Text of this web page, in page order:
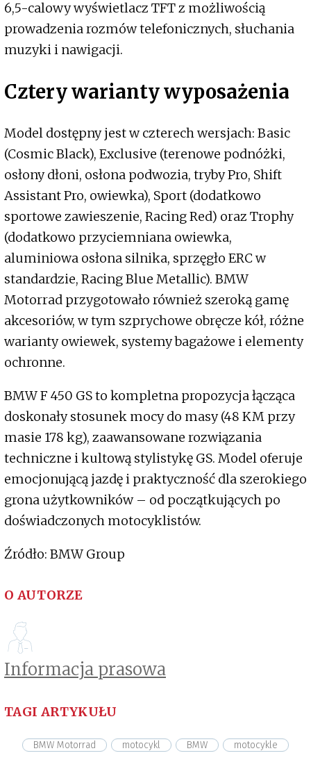
6,5-calowy wyświetlacz TFT z możliwością
prowadzenia rozmów telefonicznych, słuchania
muzyki i nawigacji.
Cztery warianty wyposażenia
Model dostępny jest w czterech wersjach: Basic
(Cosmic Black), Exclusive (terenowe podnóżki,
osłony dłoni, osłona podwozia, tryby Pro, Shift
Assistant Pro, owiewka), Sport (dodatkowo
sportowe zawieszenie, Racing Red) oraz Trophy
(dodatkowo przyciemniana owiewka,
aluminiowa osłona silnika, sprzęgło ERC w
standardzie, Racing Blue Metallic). BMW
Motorrad przygotowało również szeroką gamę
akcesoriów, w tym szprychowe obręcze kół, różne
warianty owiewek, systemy bagażowe i elementy
ochronne.
BMW F 450 GS to kompletna propozycja łącząca
doskonały stosunek mocy do masy (48 KM przy
masie 178 kg), zaawansowane rozwiązania
techniczne i kultową stylistykę GS. Model oferuje
emocjonującą jazdę i praktyczność dla szerokiego
grona użytkowników – od początkujących po
doświadczonych motocyklistów.
Źródło: BMW Group
O AUTORZE
Informacja prasowa
TAGI ARTYKUŁU
BMW Motorrad motocykl BMW motocykle